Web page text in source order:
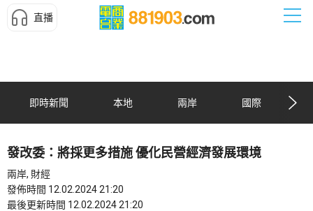
直播
即時新聞 本地 兩岸 國際
發改委：將採更多措施 優化民營經濟發展環境
兩岸, 財經
發佈時間 12.02.2024 21:20
最後更新時間 12.02.2024 21:20